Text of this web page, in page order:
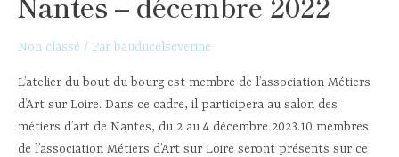
–
Jan.2023
Non classé / Par bauducelseverine
L’atelier du bout du bourg est membre de l’association Métiers
d’Art sur Loire. Dans ce cadre, il participera au salon des
métiers d’art de Nantes, du 2 au 4 décembre 2023.10 membres
de l’association Métiers d’Art sur Loire seront présents sur ce